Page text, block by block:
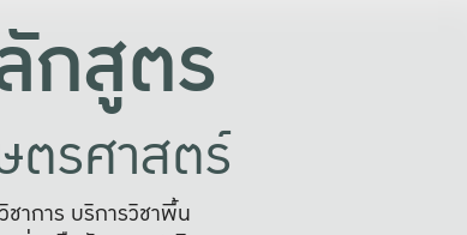
กสูตร
ตรศาสตร์
าการ บริการวิชาพื้น